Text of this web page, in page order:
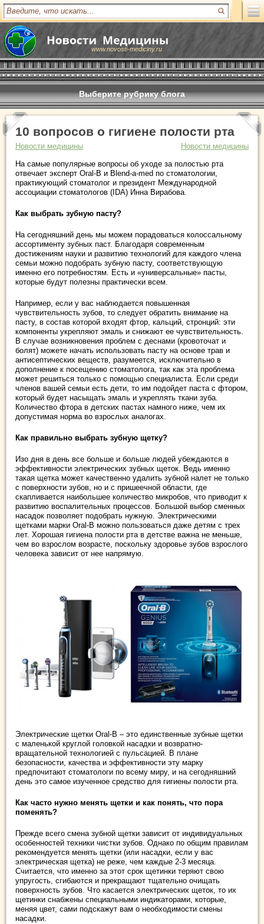
www.novosti-mediciny.ru
Выберите рубрику блога
10 вопросов о гигиене полости рта
Новости медицины
Новости медицины
На самые популярные вопросы об уходе за полостью рта
отвечает эксперт Oral-B и Blend-a-med по стоматологии,
практикующий стоматолог и президент Международной
ассоциации стоматологов (IDA) Инна Вирабова.
Как выбрать зубную пасту?
На сегодняшний день мы можем порадоваться колоссальному
ассортименту зубных паст. Благодаря современным
достижениям науки и развитию технологий для каждого члена
семьи можно подобрать зубную пасту, соответствующую
именно его потребностям. Есть и «универсальные» пасты,
которые будут полезны практически всем.
Например, если у вас наблюдается повышенная
чувствительность зубов, то следует обратить внимание на
пасту, в состав которой входят фтор, кальций, стронций: эти
компоненты укрепляют эмаль и снижают ее чувствительность.
В случае возникновения проблем с деснами (кровоточат и
болят) можете начать использовать пасту на основе трав и
антисептических веществ, разумеется, исключительно в
дополнение к посещению стоматолога, так как эта проблема
может решиться только с помощью специалиста. Если среди
членов вашей семьи есть дети, то им подойдет паста с фтором,
который будет насыщать эмаль и укреплять ткани зуба.
Количество фтора в детских пастах намного ниже, чем их
допустимая норма во взрослых аналогах.
Как правильно выбрать зубную щетку?
Изо дня в день все больше и больше людей убеждаются в
эффективности электрических зубных щеток. Ведь именно
такая щетка может качественно удалить зубной налет не только
с поверхности зубов, но и с пришеечной области, где
скапливается наибольшее количество микробов, что приводит к
развитию воспалительных процессов. Большой выбор сменных
насадок позволяет подобрать нужную. Электрическими
щетками марки Oral-B можно пользоваться даже детям с трех
лет. Хорошая гигиена полости рта в детстве важна не меньше,
чем во взрослом возрасте, поскольку здоровье зубов взрослого
человека зависит от нее напрямую.
Электрические щетки Oral-B – это единственные зубные щетки
с маленькой круглой головкой насадки и возвратно-
вращательной технологией с пульсацией. В плане
безопасности, качества и эффективности эту марку
предпочитают стоматологи по всему миру, и на сегодняшний
день это самое изученное средство для гигиены полости рта.
Как часто нужно менять щетки и как понять, что пора
поменять?
Прежде всего смена зубной щетки зависит от индивидуальных
особенностей техники чистки зубов. Однако по общим правилам
рекомендуется менять щетки (или насадки, если у вас
электрическая щетка) не реже, чем каждые 2-3 месяца.
Считается, что именно за этот срок щетинки теряют свою
упругость, сгибаются и прекращают тщательно очищать
поверхность зубов. Что касается электрических щеток, то их
щетинки снабжены специальными индикаторами, которые,
меняя цвет, сами подскажут вам о необходимости смены
насадки.